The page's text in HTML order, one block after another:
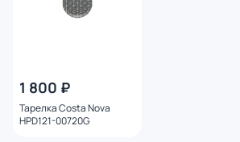
1 800 ₽
Тарелка Costa Nova
HPD121-00720G